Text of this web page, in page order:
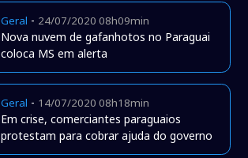
Geral - 24/07/2020 08h09min
Nova nuvem de gafanhotos no Paraguai
coloca MS em alerta
Geral - 14/07/2020 08h18min
Em crise, comerciantes paraguaios
protestam para cobrar ajuda do governo